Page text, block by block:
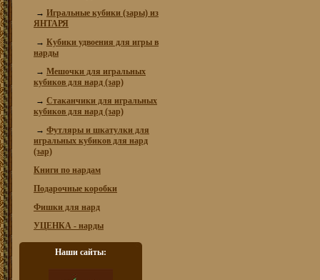
→ Игральные кубики (зары) из
ЯНТАРЯ
→ Кубики удвоения для игры в
нарды
→ Мешочки для игральных
кубиков для нард (зар)
→ Стаканчики для игральных
кубиков для нард (зар)
→ Футляры и шкатулки для
игральных кубиков для нард
(зар)
Книги по нардам
Подарочные коробки
Фишки для нард
УЦЕНКА - нарды
Наши сайты: